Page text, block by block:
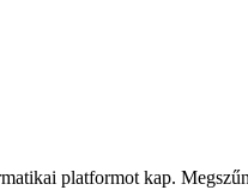
platformot kap.